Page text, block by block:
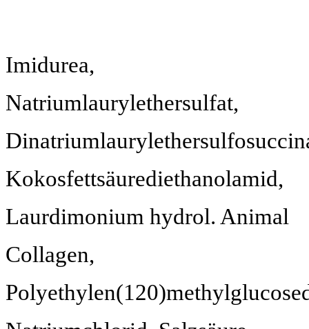
Imidurea,
Natriumlaurylethersulfat,
Kokosfettsäurediethanolamid,
Laurdimonium hydrol. Animal
Collagen,